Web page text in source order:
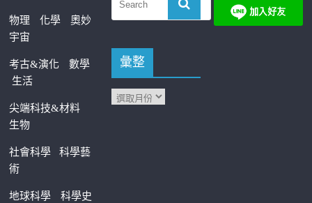
物理 化學
奧妙
宇宙
考古&演化
數學
生活
尖端科技&材料
生物
社會科學科學藝
術
地球科學 科學史
彙整